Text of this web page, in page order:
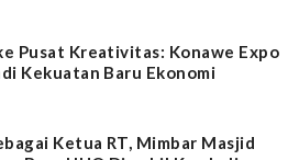
Pusat Kreativitas: Konawe Expo
Kekuatan Baru Ekonomi
Ketua RT, Mimbar Masjid